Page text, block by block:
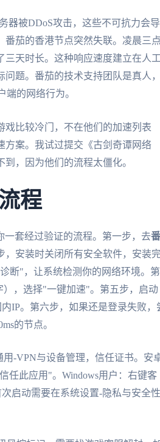
器被DDoS攻击，这些不可抗力会导
茄的香港节点突然失联。凌晨三点
天时长。这种响应速度建立在人工
题。番茄的技术支持团队是真人，
端的网络行为。
比较冷门，不在他们的加速列表
方案。我试过提交《古剑奇谭网络
，因为他们的流程太僵化。
程
一套经过验证的流程。第一步，去番
，安装时关闭所有安全软件，安装
断"，让系统检测你的网络环境。第
），选择"一键加速"。第五步，启动
IP。第六步，如果还是登录失败，
的节点。
-VPN与设备管理，信任证书。安
任此应用"。Windows用户：右键客
启动需要在系统设置-隐私与安全性